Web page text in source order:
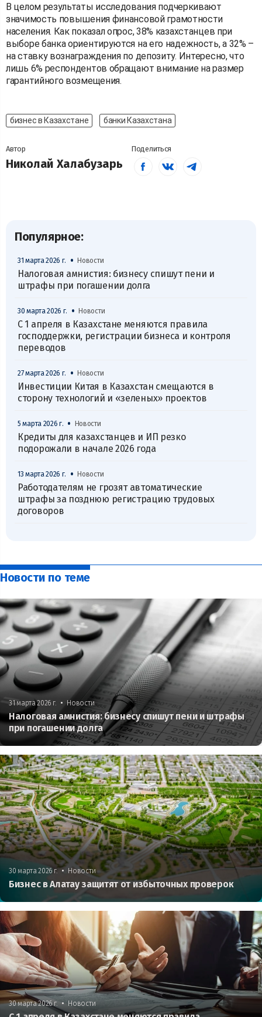
В целом результаты исследования подчеркивают
значимость повышения финансовой грамотности
населения. Как показал опрос, 38% казахстанцев при
выборе банка ориентируются на его надежность, а 32% –
на ставку вознаграждения по депозиту. Интересно, что
лишь 6% респондентов обращают внимание на размер
гарантийного возмещения.
бизнес в Казахстане банки Казахстана
Автор
Николай Халабузарь
Поделиться
Популярное:
31 марта 2026 г. • Новости
Налоговая амнистия: бизнесу спишут пени и
штрафы при погашении долга
30 марта 2026 г. • Новости
С 1 апреля в Казахстане меняются правила
господдержки, регистрации бизнеса и контроля
переводов
27 марта 2026 г. • Новости
Инвестиции Китая в Казахстан смещаются в
сторону технологий и «зеленых» проектов
5 марта 2026 г. • Новости
Кредиты для казахстанцев и ИП резко
подорожали в начале 2026 года
13 марта 2026 г. • Новости
Работодателям не грозят автоматические
штрафы за позднюю регистрацию трудовых
договоров
Новости по теме
31 марта 2026 г. • Новости
Налоговая амнистия: бизнесу спишут пени и штрафы
при погашении долга
30 марта 2026 г. • Новости
Бизнес в Алатау защитят от избыточных проверок
30 марта 2026 г. • Новости